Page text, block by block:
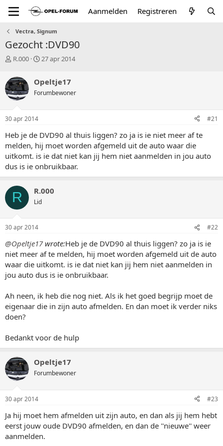
Aanmelden Registreren
Vectra, Signum
Gezocht :DVD90
T
p
i
c
s
a
t
e
r
R.000
S
r
t
a
m
27 apr 2014
Opeltje17
Forumbewoner
30 apr 2014 #21
Heb je de DVD90 al thuis liggen? zo ja is ie niet meer af te
melden, hij moet worden afgemeld uit de auto waar die
uitkomt. is ie dat niet kan jij hem niet aanmelden in jou auto
dus is ie onbruikbaar.
R R.000
Lid
30 apr 2014 #22
@Opeltje17wrote:Heb je de DVD90 al thuis liggen? zo ja is ie
niet meer af te melden, hij moet worden afgemeld uit de auto
waar die uitkomt. is ie dat niet kan jij hem niet aanmelden in
jou auto dus is ie onbruikbaar.
Ah neen, ik heb die nog niet. Als ik het goed begrijp moet de
eigenaar die in zijn auto afmelden. En dan moet ik verder niks
doen?
Bedankt voor de hulp
Opeltje17
Forumbewoner
30 apr 2014 #23
Ja hij moet hem afmelden uit zijn auto, en dan als jij hem hebt
eerst jouw oude DVD90 afmelden, en dan de ''nieuwe'' weer
aanmelden.